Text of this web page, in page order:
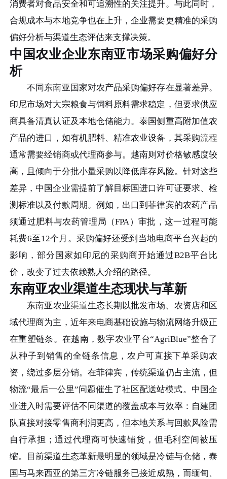
消费者对食品安全和可追溯性的关注提升。与此同时，
合规成本与本地竞争也在上升，企业需要更精准的采购
偏好分析与渠道生态评估来支撑决策。
中国农业企业东南亚市场采购偏好分
析
不同东南亚国家对农产品采购偏好存在显著差异。
印尼市场对大宗粮食与饲料原料需求稳定，但要求供应
商具备清真认证及本地仓储能力。泰国侧重高附加值农
产品的进口，如有机肥料、精准农业设备，其采购流程
通常需要经销商或代理商参与。越南则对价格敏感度较
高，且倾向于分批小量采购以降低库存风险。针对这些
差异，中国企业需提前了解目标国进口许可证要求、检
测标准以及付款周期。例如，出口到菲律宾的农药产品
须通过肥料与农药管理局（FPA）审批，这一过程可能
耗费6至12个月。采购偏好还受到当地电商平台兴起的
影响，部分国家如印尼的采购商开始通过B2B平台比
价，改变了过去依赖熟人介绍的路径。
东南亚农业渠道生态现状与革新
东南亚农业渠道生态长期以批发市场、农资店和区
域代理商为主，近年来电商基础设施与物流网络升级正
在重塑链条。在越南，数字农业平台“AgriBlue”整合了
从种子到销售的全链条信息，农户可直接下单采购农
资，绕过多层分销。在菲律宾，传统渠道仍占主流，但
物流“最后一公里”问题催生了社区配送站模式。中国企
业进入时需要评估不同渠道的覆盖成本与效率：自建团
队直接对接零售商利润更高，但本地关系与回款风险需
自行承担；通过代理商可快速铺货，但毛利空间被压
缩。目前渠道生态革新最明显的领域是冷链与仓储，泰
国与马来西亚的第三方冷链服务已接近成熟，而缅甸、